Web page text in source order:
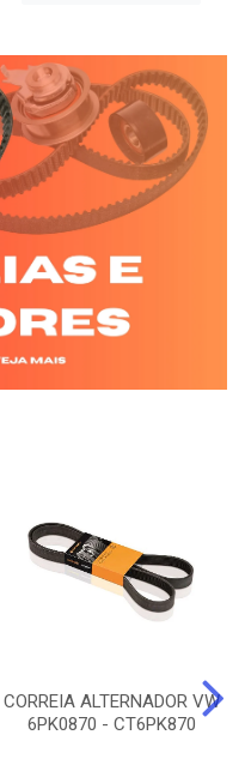
CORREIA ALTERNADOR VW
6PK0870 - CT6PK870